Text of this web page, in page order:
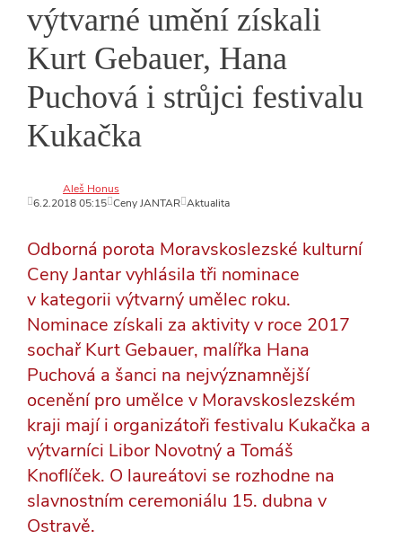
výtvarné umění získali
Kurt Gebauer, Hana
Puchová i strůjci festivalu
Kukačka
Aleš Honus
6.2.2018 05:15 Ceny JANTAR Aktualita
Odborná porota Moravskoslezské kulturní
Ceny Jantar vyhlásila tři nominace
v kategorii výtvarný umělec roku.
Nominace získali za aktivity v roce 2017
sochař Kurt Gebauer, malířka Hana
Puchová a šanci na nejvýznamnější
ocenění pro umělce v Moravskoslezském
kraji mají i organizátoři festivalu Kukačka a
výtvarníci Libor Novotný a Tomáš
Knoflíček. O laureátovi se rozhodne na
slavnostním ceremoniálu 15. dubna v
Ostravě.